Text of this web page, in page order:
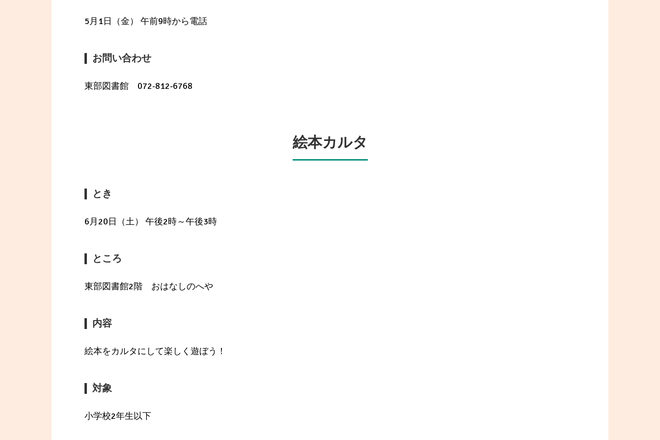
5月1日（金） 午前9時から電話
お問い合わせ
東部図書館 072-812-6768
絵本カルタ
とき
6月20日（土） 午後2時～午後3時
ところ
東部図書館2階 おはなしのへや
内容
絵本をカルタにして楽しく遊ぼう！
対象
小学校2年生以下